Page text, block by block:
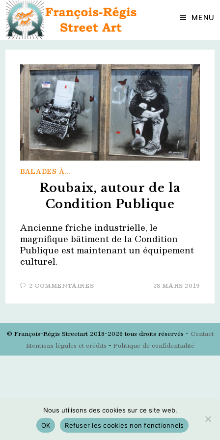
Skip
content MENU
BALADES À...
Roubaix, autour de la
Condition Publique
Ancienne friche industrielle, le
magnifique bâtiment de la Condition
Publique est maintenant un équipement
culturel.
2 COMMENTAIRES 28 MARS 2019
© François-Régis Streetart 2018-2026 tous droits réservés - Contact
Mentions légales et crédits - Politique de confidentialité
Nous utilisons des cookies sur ce site web.
OK
Refuser les cookies non fonctionnels